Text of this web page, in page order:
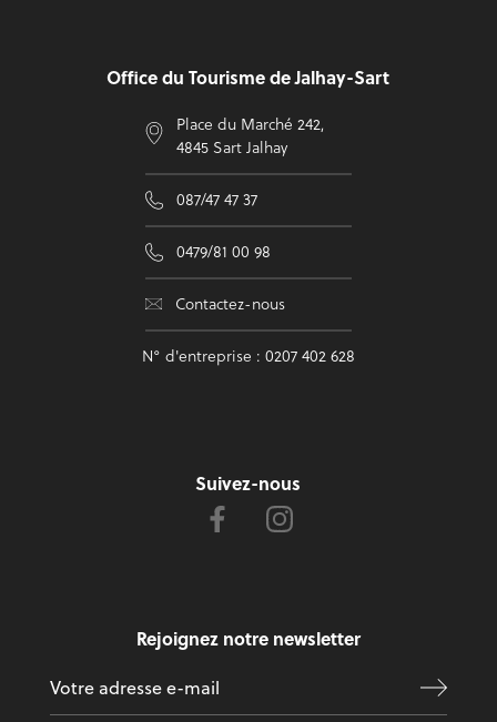
Office du Tourisme de Jalhay-Sart
Place du Marché 242,
4845 Sart Jalhay
087/47 47 37
0479/81 00 98
Contactez-nous
N° d'entreprise : 0207 402 628
Suivez-nous
Rejoignez notre newsletter